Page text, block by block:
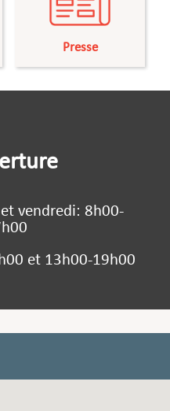
Presse
vendredi: 8h00-
et 13h00-19h00